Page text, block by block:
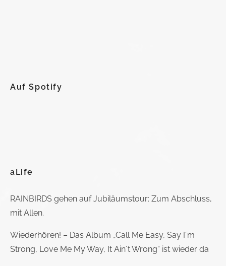
Auf Spotify
aLife
RAINBIRDS gehen auf Jubiläumstour: Zum Abschluss,
mit Allen.
Wiederhören! – Das Album „Call Me Easy, Say I´m
Strong, Love Me My Way, It Ain´t Wrong“ ist wieder da